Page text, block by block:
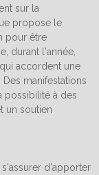
sur la
propose le
pour être
durant l'année,
accordent une
manifestations
possibilité à des
un soutien
d'apporter